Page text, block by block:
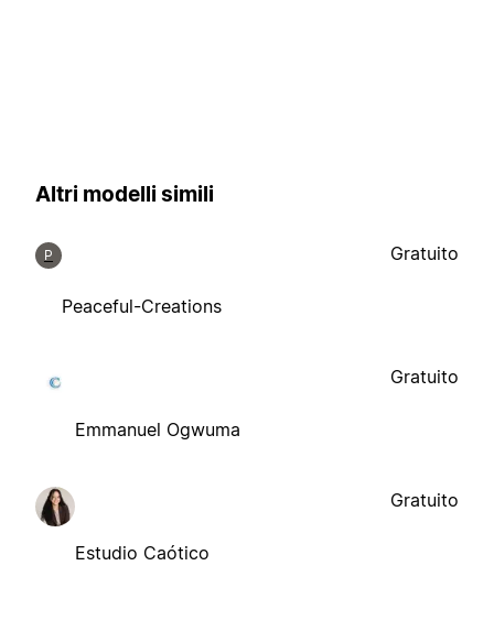
Altri modelli simili
P
Peaceful-Creations
Gratuito
Emmanuel Ogwuma
Gratuito
Estudio Caótico
Gratuito